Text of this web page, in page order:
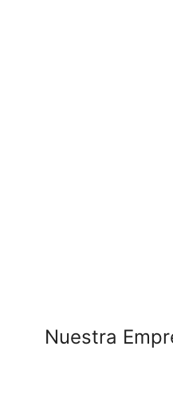
Nuestra